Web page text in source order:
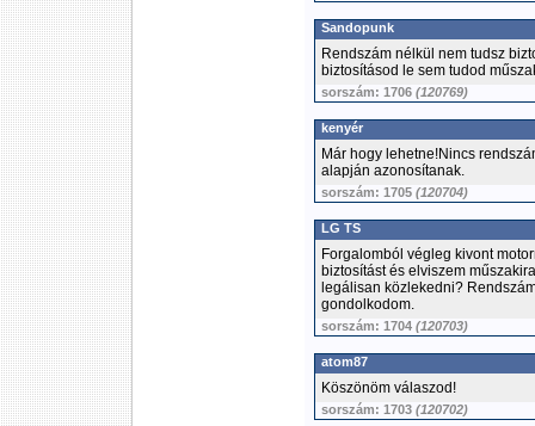
Sandopunk
Rendszám nélkül nem tudsz
biztosításod le sem tudod
sorszám: 1706 (120769)
kenyér
Már hogy lehetne!Nincs
alapján azonosítanak.
sorszám: 1705 (120704)
LG TS
Forgalomból végleg kivont
biztosítást és elviszem
legálisan közlekedni?
gondolkodom.
sorszám: 1704 (120703)
atom87
Köszönöm válaszod!
sorszám: 1703 (120702)